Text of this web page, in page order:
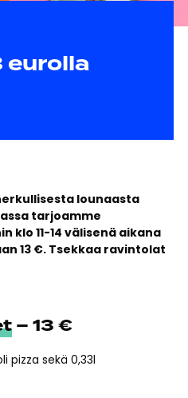
eurolla
lounaasta
tarjoamme
klo 11-14 välisenä aikana
13 €. Tsekkaa ravintolat
– 13 €
pizza sekä 0,33l